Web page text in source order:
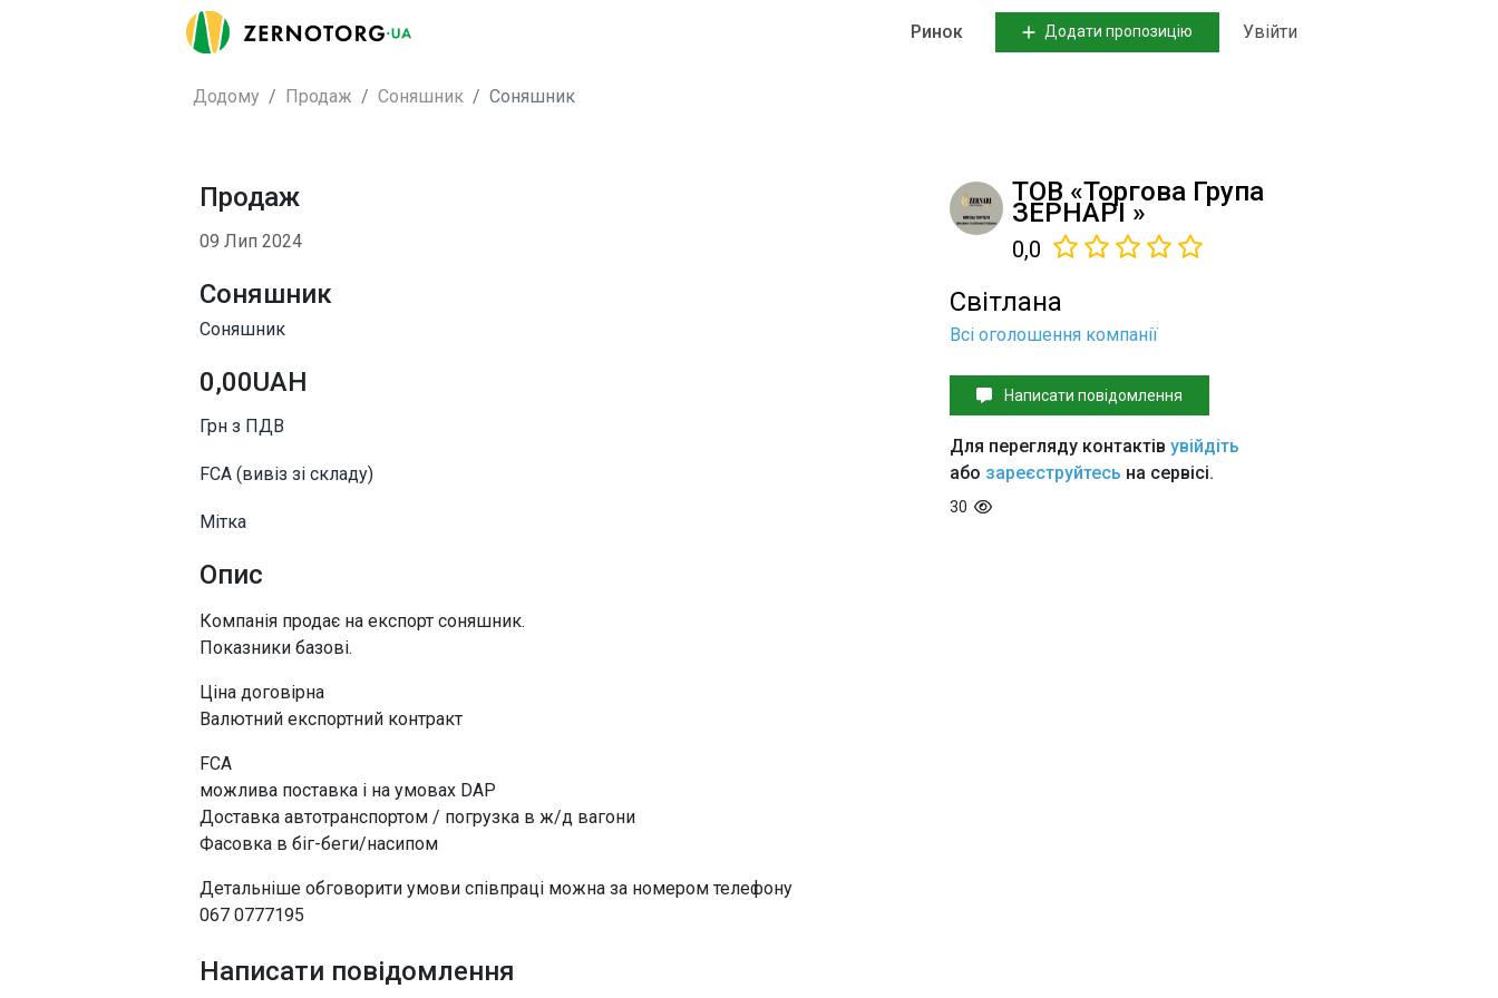
Ринок Додати пропозицію Увійти
Додому Продаж Соняшник Соняшник
Продаж
09 Лип 2024
Соняшник
Соняшник
0,00UAH
Грн з ПДВ
FCA (вивіз зі складу)
Мітка
Опис
Компанія продає на експорт соняшник.
Показники базові.
Ціна договірна
Валютний експортний контракт
FCA
можлива поставка і на умовах DAP
Доставка автотранспортом / погрузка в ж/д вагони
Фасовка в біг-беги/насипом
Детальніше обговорити умови співпраці можна за номером телефону
067 0777195
Написати повідомлення
ТОВ «Торгова Група
ЗЕРНАРІ »
0,0
Світлана
Всі оголошення компанії
Написати повідомлення
Для перегляду контактівувійдіть
або зареєструйтесь на сервісі.
30